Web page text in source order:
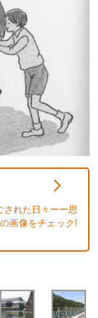
された日々ーー思
画像をチェック!